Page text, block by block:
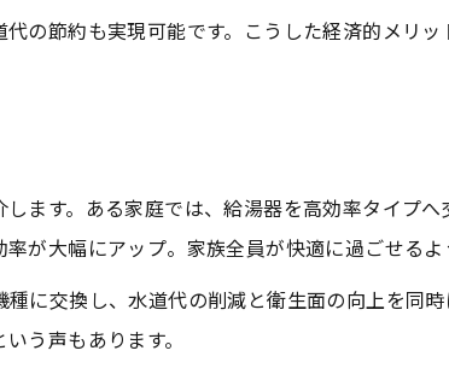
の節約も実現可能です。こうした経済的メリ
ます。ある家庭では、給湯器を高効率タイプ
が大幅にアップ。家族全員が快適に過ごせるよ
に交換し、水道代の削減と衛生面の向上を同
う声もあります。